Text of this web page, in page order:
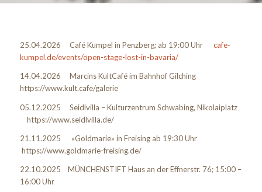
25.04.2026 Café Kumpel in Penzberg; ab 19:00 Uhr cafe-
kumpel.de/events/open-stage-lost-in-bavaria/
14.04.2026 Marcins KultCafé im Bahnhof Gilching
https://www.kult.cafe/galerie
05.12.2025 Seidlvilla – Kulturzentrum Schwabing, Nikolaiplatz
https://www.seidlvilla.de/
21.11.2025 «Goldmarie» in Freising ab 19:30 Uhr
https://www.goldmarie-freising.de/
22.10.2025 MÜNCHENSTIFT Haus an der Effnerstr. 76; 15:00 –
16:00 Uhr